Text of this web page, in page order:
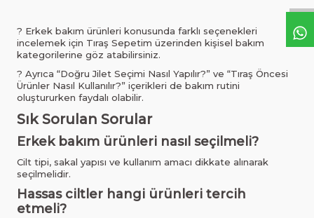
? Erkek bakım ürünleri konusunda farklı seçenekleri
incelemek için Tıraş Sepetim üzerinden kişisel bakım
kategorilerine göz atabilirsiniz.
? Ayrıca “Doğru Jilet Seçimi Nasıl Yapılır?” ve “Tıraş Öncesi
Ürünler Nasıl Kullanılır?” içerikleri de bakım rutini
oluştururken faydalı olabilir.
Sık Sorulan Sorular
Erkek bakım ürünleri nasıl seçilmeli?
Cilt tipi, sakal yapısı ve kullanım amacı dikkate alınarak
seçilmelidir.
Hassas ciltler hangi ürünleri tercih
etmeli?